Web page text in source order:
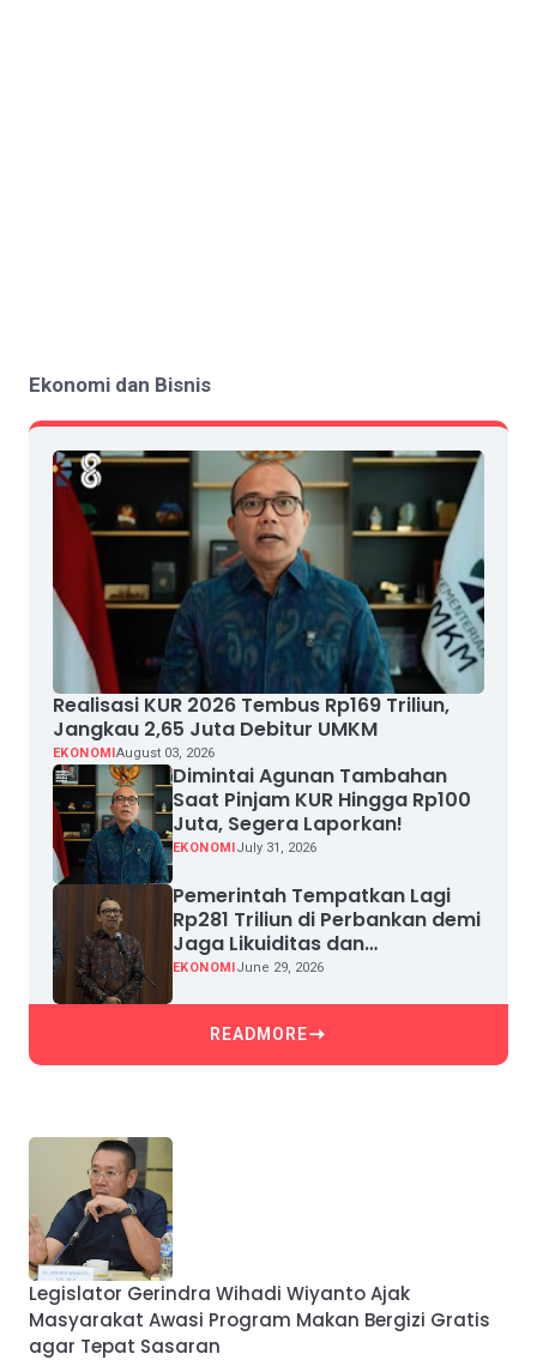
Ekonomi dan Bisnis
Realisasi KUR 2026 Tembus Rp169 Triliun,
Jangkau 2,65 Juta Debitur UMKM
EKONOMIAugust 03, 2026
Dimintai Agunan Tambahan
Saat Pinjam KUR Hingga Rp100
Juta, Segera Laporkan!
EKONOMIJuly 31, 2026
Pemerintah Tempatkan Lagi
Rp281 Triliun di Perbankan demi
Jaga Likuiditas dan
Pertumbuhan Kredit
EKONOMIJune 29, 2026
READMORE
Legislator Gerindra Wihadi Wiyanto Ajak
Masyarakat Awasi Program Makan Bergizi Gratis
agar Tepat Sasaran